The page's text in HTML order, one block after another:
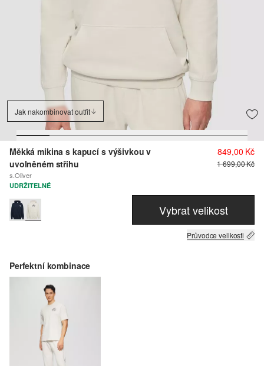
Jak nakombinovat outfit
Měkká mikina s kapucí s výšivkou v
uvolněném střihu
s.Oliver
849,00 Kč
1 699,00 Kč
UDRŽITELNÉ
Vybrat velikost
Průvodce velikosti
Perfektní kombinace